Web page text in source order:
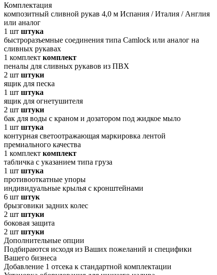
Комплектация
композитный сливной рукав 4,0 м Испания / Италия / Англия
или аналог
1 шт штука
быстроразъемные соединения типа Camlock или аналог на
сливных рукавах
1 комплект комплект
пеналы для сливных рукавов из ПВХ
2 шт штуки
ящик для песка
1 шт штука
ящик для огнетушителя
2 шт штуки
бак для воды с краном и дозатором под жидкое мыло
1 шт штука
контурная светоотражающая маркировка лентой
премиального качества
1 комплект комплект
табличка с указанием типа груза
1 шт штука
противооткатные упоры
индивидуальные крылья с кронштейнами
6 шт штук
брызговики задних колес
2 шт штуки
боковая защита
2 шт штуки
Дополнительные опции
Подбираются исходя из Ваших пожеланий и специфики
Вашего бизнеса
Добавление 1 отсека к стандартной комплектации